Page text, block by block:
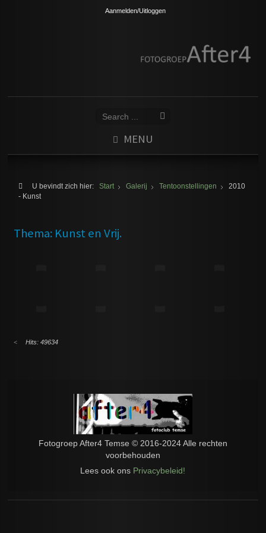
Aanmelden/Uitloggen
MENU
U bevindt zich hier:Start Galerij Tentoonstellingen
2010
- Kunst
Thema: Kunst en Vrij.
Hits: 49634
Fotogroep After4 Temse © 2016-2024 Alle rechten
voorbehouden
Lees ook ons Privacybeleid!